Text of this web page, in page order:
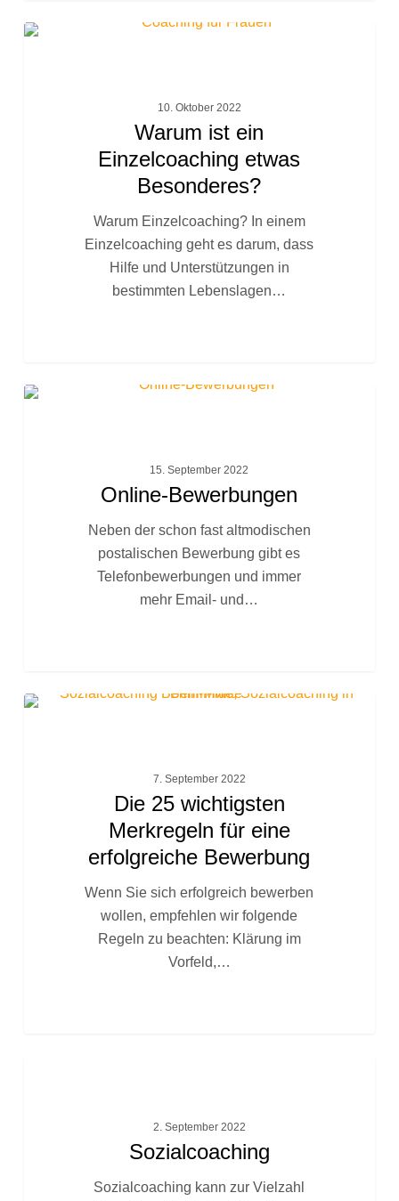
Warum
Einzelcoaching
etwas
Besonderes?
10. Oktober 2022
Warum ist ein
Einzelcoaching etwas
Besonderes?
Warum Einzelcoaching? In einem
Einzelcoaching geht es darum, dass
Hilfe und Unterstützungen in
bestimmten Lebenslagen…
15. September 2022
Online-Bewerbungen
Neben der schon fast altmodischen
postalischen Bewerbung gibt es
Telefonbewerbungen und immer
mehr Email- und…
Merkregeln
für
eine
erfolgreiche
Bewerbung
7. September 2022
Die 25 wichtigsten
Merkregeln für eine
erfolgreiche Bewerbung
Wenn Sie sich erfolgreich bewerben
wollen, empfehlen wir folgende
Regeln zu beachten: Klärung im
Vorfeld,…
2. September 2022
Sozialcoaching
Sozialcoaching kann zur Vielzahl